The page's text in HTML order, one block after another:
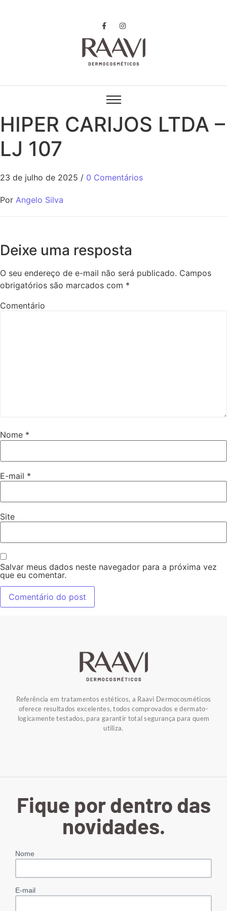
HIPER CARIJOS LTDA –
LJ 107
23 de julho de 2025 / 0 Comentários
Por Angelo Silva
Deixe uma resposta
O seu endereço de e-mail não será publicado. Campos
obrigatórios são marcados com *
Comentário
Nome *
E-mail *
Site
Salvar meus dados neste navegador para a próxima vez
que eu comentar.
Referência em tratamentos estéticos, a Raavi Dermocosméticos
oferece resultados excelentes, todos comprovados e dermato-
logicamente testados, para garantir total segurança para quem
utiliza.
Fique por dentro das
novidades.
Nome
E-mail